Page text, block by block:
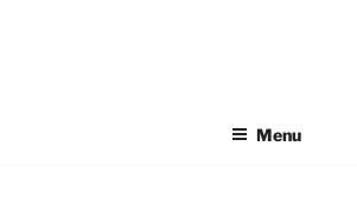
Menu